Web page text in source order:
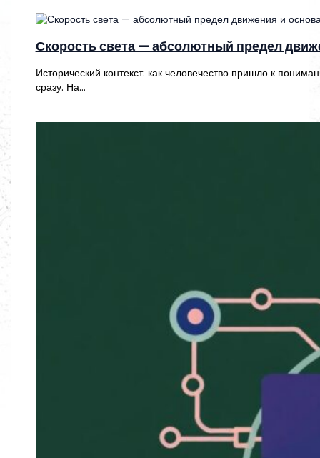
Скорость света — абсолютный предел
Исторический контекст: как человечество пришло к
сразу. На…